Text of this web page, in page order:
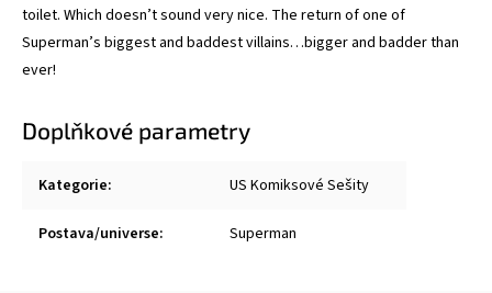
toilet. Which doesn’t sound very nice. The return of one of
Superman’s biggest and baddest villains…bigger and badder than
ever!
Doplňkové parametry
Kategorie: US Komiksové Sešity
Postava/universe: Superman